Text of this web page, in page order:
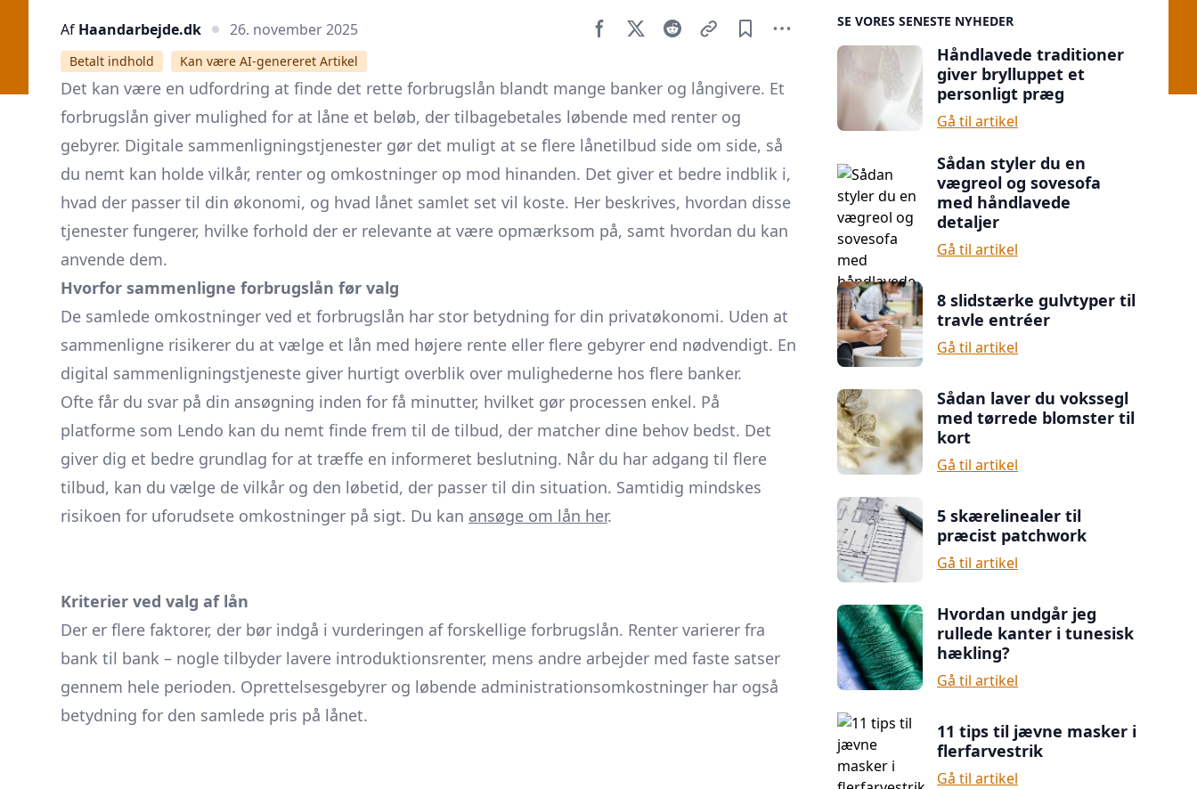
Af Haandarbejde.dk 26. november 2025
Betalt indhold Kan være AI-genereret Artikel
Det kan være en udfordring at finde det rette forbrugslån blandt mange banker og långivere. Et
forbrugslån giver mulighed for at låne et beløb, der tilbagebetales løbende med renter og
gebyrer. Digitale sammenligningstjenester gør det muligt at se flere lånetilbud side om side, så
du nemt kan holde vilkår, renter og omkostninger op mod hinanden. Det giver et bedre indblik i,
hvad der passer til din økonomi, og hvad lånet samlet set vil koste. Her beskrives, hvordan disse
tjenester fungerer, hvilke forhold der er relevante at være opmærksom på, samt hvordan du kan
anvende dem.
Hvorfor sammenligne forbrugslån før valg
De samlede omkostninger ved et forbrugslån har stor betydning for din privatøkonomi. Uden at
sammenligne risikerer du at vælge et lån med højere rente eller flere gebyrer end nødvendigt. En
digital sammenligningstjeneste giver hurtigt overblik over mulighederne hos flere banker.
Ofte får du svar på din ansøgning inden for få minutter, hvilket gør processen enkel. På
platforme som Lendo kan du nemt finde frem til de tilbud, der matcher dine behov bedst. Det
giver dig et bedre grundlag for at træffe en informeret beslutning. Når du har adgang til flere
tilbud, kan du vælge de vilkår og den løbetid, der passer til din situation. Samtidig mindskes
risikoen for uforudsete omkostninger på sigt. Du kan ansøge om lån her.
Kriterier ved valg af lån
Der er flere faktorer, der bør indgå i vurderingen af forskellige forbrugslån. Renter varierer fra
bank til bank – nogle tilbyder lavere introduktionsrenter, mens andre arbejder med faste satser
gennem hele perioden. Oprettelsesgebyrer og løbende administrationsomkostninger har også
betydning for den samlede pris på lånet.
Sidebar
SE VORES SENESTE NYHEDER
Håndlavede traditioner
giver brylluppet et
personligt præg
Gå til artikel
Sådan styler du en
vægreol og sovesofa
med håndlavede
detaljer
Gå til artikel
8 slidstærke gulvtyper til
travle entréer
Gå til artikel
Sådan laver du vokssegl
med tørrede blomster til
kort
Gå til artikel
5 skærelinealer til
præcist patchwork
Gå til artikel
Hvordan undgår jeg
rullede kanter i tunesisk
hækling?
Gå til artikel
11 tips til jævne masker i
flerfarvestrik
Gå til artikel